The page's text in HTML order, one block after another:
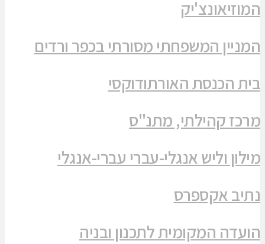
המוזיאונצ'יק
המניין המשפחתי מסורתי בכפר ורדים
בית הכנסת האורתודוקסי
מרכז קהילתי, מתנ"ס
מילון וליש אנגלי-עברי עברי-אנגלי
נתיב אקספרס
הועדה המקומית לתכנון ובניה